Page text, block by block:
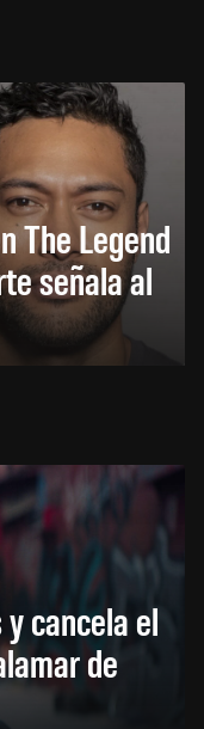
The Legend
señala al
cancela el
de